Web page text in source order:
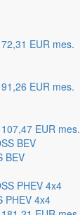
EUR mes.
EUR mes.
EUR mes.
BEV
PHEV 4x4